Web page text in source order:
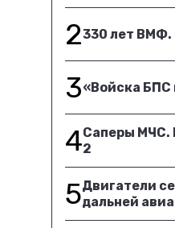
2330 лет ВМФ.
3«Войска БПС
4Саперы МЧС.
2
5Двигатели
дальней